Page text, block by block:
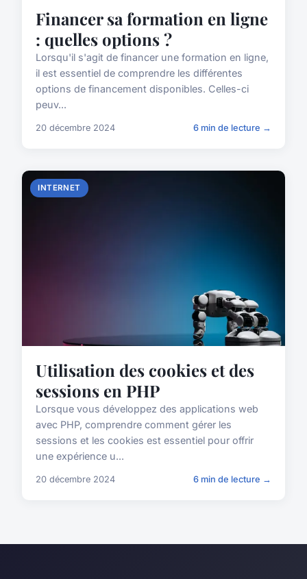
Financer sa formation en ligne
: quelles options ?
Lorsqu'il s'agit de financer une formation en ligne,
il est essentiel de comprendre les différentes
options de financement disponibles. Celles-ci
peuv...
20 décembre 2024 6 min de lecture →
INTERNET
Utilisation des cookies et des
sessions en PHP
Lorsque vous développez des applications web
avec PHP, comprendre comment gérer les
sessions et les cookies est essentiel pour offrir
une expérience u...
20 décembre 2024 6 min de lecture →